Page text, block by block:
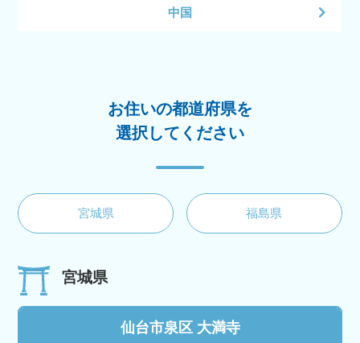
中国
お住いの都道府県を
選択してください
宮城県 福島県
宮城県
仙台市泉区 大満寺